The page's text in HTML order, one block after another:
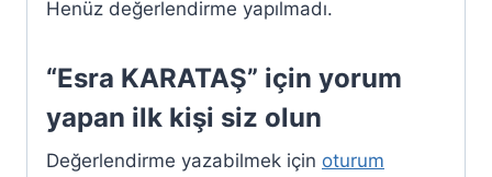
Henüz değerlendirme yapılmadı.
“Esra KARATAŞ” için yorum
yapan ilk kişi siz olun
Değerlendirme yazabilmek için oturum